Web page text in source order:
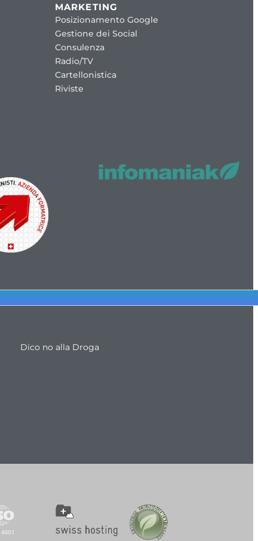
MARKETING
Posizionamento Google
Gestione dei Social
Consulenza
Radio/TV
Cartellonistica
Riviste
Dico no alla Droga